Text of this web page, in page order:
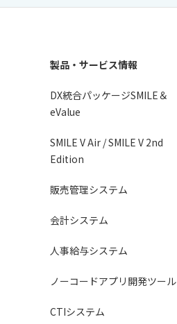
製品・サービス情報
DX統合パッケージSMILE＆
eValue
SMILE V Air / SMILE V 2nd
Edition
販売管理システム
会計システム
人事給与システム
ノーコードアプリ開発ツール
CTIシステム